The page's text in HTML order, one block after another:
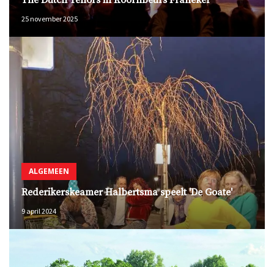
25 november 2025
ALGEMEEN
Rederikerskeamer Halbertsma speelt 'De Goate'
9 april 2024